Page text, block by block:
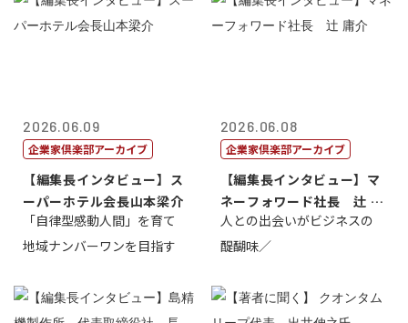
2026.06.09
企業家倶楽部アーカイブ
【編集長インタビュー】ス
ーパーホテル会長山本梁介
「自律型感動人間」を育て
地域ナンバーワンを目指す
2026.06.08
企業家倶楽部アーカイブ
【編集長インタビュー】マ
ネーフォワード社長 辻 庸
介
人との出会いがビジネスの
醍醐味／